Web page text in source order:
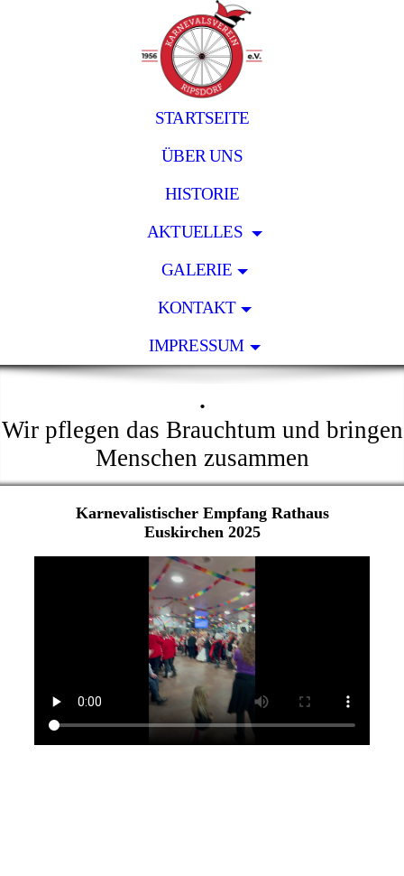
STARTSEITE
ÜBER UNS
HISTORIE
AKTUELLES
GALERIE
KONTAKT
IMPRESSUM
.
Wir pflegen das Brauchtum und bringen
Menschen zusammen
Karnevalistischer Empfang Rathaus
Euskirchen 2025